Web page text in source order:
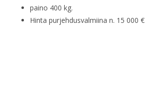
paino 400 kg.
Hinta purjehdusvalmiina n. 15 000 €